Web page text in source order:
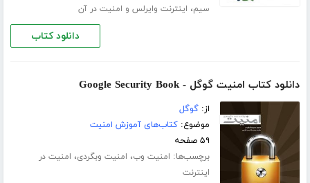
سیم، اینترنت وایرلس و امنیت در آن
دانلود کتاب
دانلود کتاب امنیت گوگل - Google Security Book
از:گوگل
موضوع:کتاب‌های آموزش امنیت
۵۹ صفحه
برچسب‌ها: امنیت وب، امنیت وبگردی، امنیت در
اینترنت